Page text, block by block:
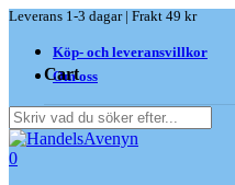
Skip
main
content
Leverans 1-3 dagar | Frakt 49 kr
Köp- och leveransvillkor
Om oss
Close
Search
search
0
Cart